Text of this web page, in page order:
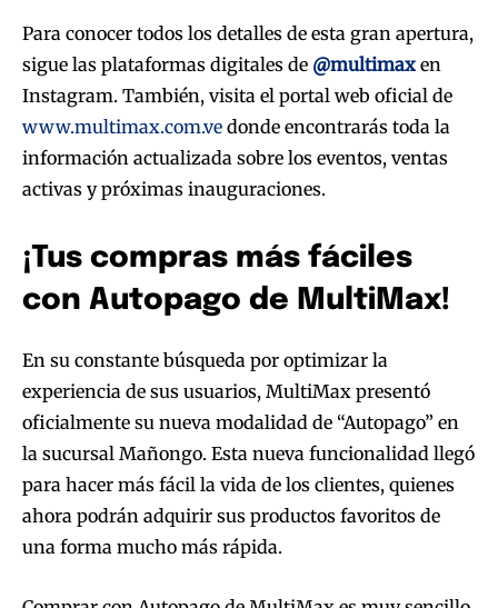
Para conocer todos los detalles de esta gran apertura,
sigue las plataformas digitales de @multimax en
Instagram. También, visita el portal web oficial de
www.multimax.com.ve donde encontrarás toda la
información actualizada sobre los eventos, ventas
activas y próximas inauguraciones.
¡Tus compras más fáciles
con Autopago de MultiMax!
En su constante búsqueda por optimizar la
experiencia de sus usuarios, MultiMax presentó
oficialmente su nueva modalidad de “Autopago” en
la sucursal Mañongo. Esta nueva funcionalidad llegó
para hacer más fácil la vida de los clientes, quienes
ahora podrán adquirir sus productos favoritos de
una forma mucho más rápida.